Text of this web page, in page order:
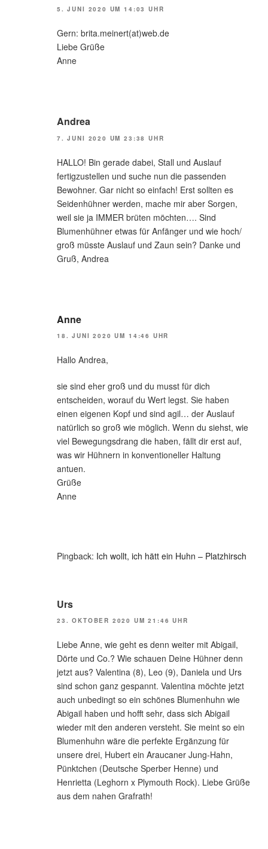
5. JUNI 2020 UM 14:03 UHR
Gern: brita.meinert(at)web.de
Liebe Grüße
Anne
Andrea
7. JUNI 2020 UM 23:38 UHR
HALLO! Bin gerade dabei, Stall und Auslauf
fertigzustellen und suche nun die passenden
Bewohner. Gar nicht so einfach! Erst sollten es
Seidenhühner werden, mache mir aber Sorgen,
weil sie ja IMMER brüten möchten…. Sind
Blumenhühner etwas für Anfänger und wie hoch/
groß müsste Auslauf und Zaun sein? Danke und
Gruß, Andrea
Anne
18. JUNI 2020 UM 14:46 UHR
Hallo Andrea,
sie sind eher groß und du musst für dich
entscheiden, worauf du Wert legst. Sie haben
einen eigenen Kopf und sind agil… der Auslauf
natürlich so groß wie möglich. Wenn du siehst, wie
viel Bewegungsdrang die haben, fällt dir erst auf,
was wir Hühnern in konventioneller Haltung
antuen.
Grüße
Anne
Pingback: Ich wollt, ich hätt ein Huhn – Platzhirsch
Urs
23. OKTOBER 2020 UM 21:46 UHR
Liebe Anne, wie geht es denn weiter mit Abigail,
Dörte und Co.? Wie schauen Deine Hühner denn
jetzt aus? Valentina (8), Leo (9), Daniela und Urs
sind schon ganz gespannt. Valentina möchte jetzt
auch unbedingt so ein schönes Blumenhuhn wie
Abigail haben und hofft sehr, dass sich Abigail
wieder mit den anderen versteht. Sie meint so ein
Blumenhuhn wäre die perfekte Ergänzung für
unsere drei, Hubert ein Araucaner Jung-Hahn,
Pünktchen (Deutsche Sperber Henne) und
Henrietta (Leghorn x Plymouth Rock). Liebe Grüße
aus dem nahen Grafrath!